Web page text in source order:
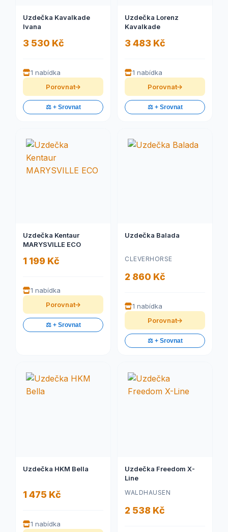
Uzdečka Kavalkade
Ivana
3 530 Kč
1 nabídka
Porovnat
⚖️ + Srovnat
Uzdečka Lorenz
Kavalkade
3 483 Kč
1 nabídka
Porovnat
⚖️ + Srovnat
Uzdečka Kentaur
MARYSVILLE ECO
1 199 Kč
1 nabídka
Porovnat
⚖️ + Srovnat
Uzdečka Balada
CLEVERHORSE
2 860 Kč
1 nabídka
Porovnat
⚖️ + Srovnat
Uzdečka HKM Bella
1 475 Kč
1 nabídka
Uzdečka Freedom X-
Line
WALDHAUSEN
2 538 Kč